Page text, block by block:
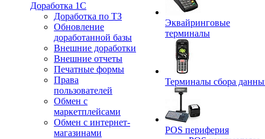
Доработка 1С
Доработка по ТЗ
Обновление
доработанной базы
Внешние доработки
Внешние отчеты
Печатные формы
Права
пользователей
Обмен с
маркетплейсами
Обмен с интернет-
магазинами
Эквайринговые
терминалы
Терминалы сбора
POS периферия